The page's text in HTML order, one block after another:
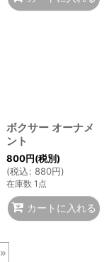
ボクサー オーナメ
ント
800円(税別)
(税込: 880円)
在庫数 1点
カートに入れる
»